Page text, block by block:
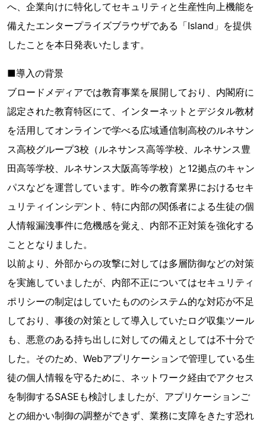
へ、企業向けに特化してセキュリティと生産性向上機能を
備えたエンタープライズブラウザである「Island」を提供
したことを本日発表いたします。
■導入の背景
ブロードメディアでは教育事業を展開しており、内閣府に
認定された教育特区にて、インターネットとデジタル教材
を活用してオンラインで学べる広域通信制高校のルネサン
ス高校グループ3校（ルネサンス高等学校、ルネサンス豊
田高等学校、ルネサンス大阪高等学校）と12拠点のキャン
パスなどを運営しています。昨今の教育業界におけるセキ
ュリティインシデント、特に内部の関係者による生徒の個
人情報漏洩事件に危機感を覚え、内部不正対策を強化する
こととなりました。
以前より、外部からの攻撃に対しては多層防御などの対策
を実施していましたが、内部不正についてはセキュリティ
ポリシーの制定はしていたもののシステム的な対応が不足
しており、事後の対策として導入していたログ収集ツール
も、悪意のある持ち出しに対しての備えとしては不十分で
した。そのため、Webアプリケーションで管理している生
徒の個人情報を守るために、ネットワーク経由でアクセス
を制御するSASEも検討しましたが、アプリケーションご
との細かい制御の調整ができず、業務に支障をきたす恐れ